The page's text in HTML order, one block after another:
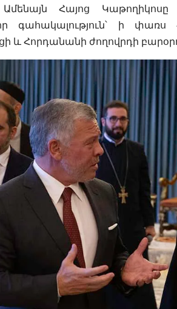
Հայոց
գահակալություն՝ ի
և Հորդանանի ժողովրդի